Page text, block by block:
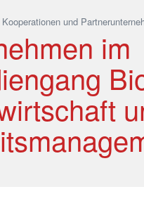
Kooperationen und
im